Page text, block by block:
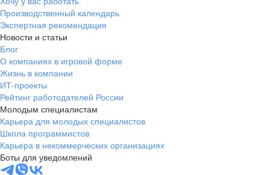
Производственный календарь
Экспертная рекомендация
Новости и статьи
Блог
О компаниях в игровой форме
Жизнь в компании
ИТ-проекты
Рейтинг работодателей России
Молодым специалистам
Карьера для молодых специалистов
Школа программистов
Карьера в некоммерческих организациях
Боты для уведомлений